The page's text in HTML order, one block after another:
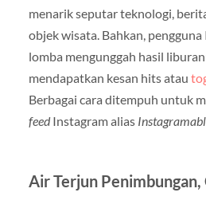
menarik seputar teknologi,
objek wisata. Bahkan,
lomba mengunggah hasil
mendapatkan kesan hits atau
Berbagai cara ditempuh untuk
feedInstagram alias
Air Terjun Penimbungan,